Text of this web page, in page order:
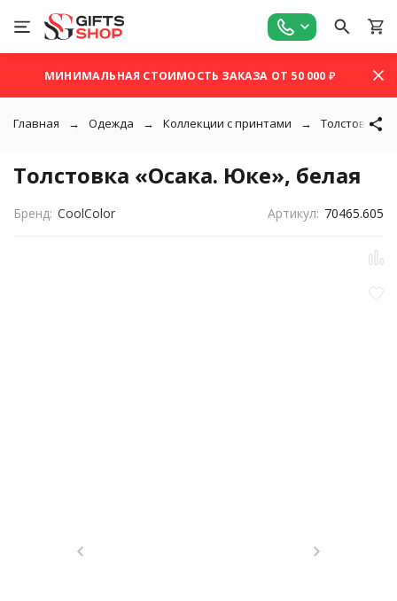
МИНИМАЛЬНАЯ СТОИМОСТЬ ЗАКАЗА ОТ 50 000 ₽
Главная Одежда Коллекции с принтами Толстовки с
Толстовка «Осака. Юке», белая
Бренд: CoolColor Артикул: 70465.605